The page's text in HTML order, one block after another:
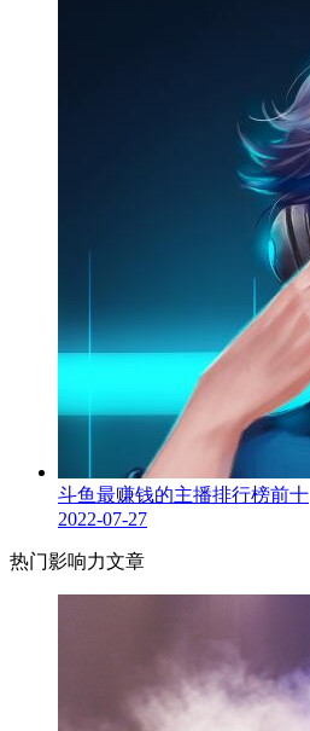
斗鱼最赚钱的主播排行榜前十
2022-07-27
热门影响力文章